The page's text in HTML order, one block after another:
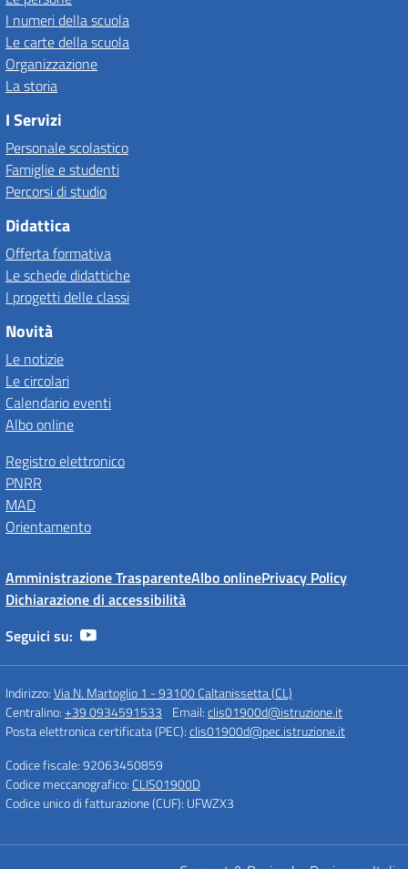
I numeri della scuola
Le carte della scuola
Organizzazione
La storia
I Servizi
Personale scolastico
Famiglie e studenti
Percorsi di studio
Didattica
Offerta formativa
Le schede didattiche
I progetti delle classi
Novità
Le notizie
Le circolari
Calendario eventi
Albo online
Registro elettronico
PNRR
MAD
Orientamento
Amministrazione TrasparenteAlbo onlinePrivacy Policy
Dichiarazione di accessibilità
Seguici su:
Indirizzo:Via N. Martoglio 1 - 93100 Caltanissetta (CL)
Centralino:+39 0934591533 Email:clis01900d@istruzione.it
Posta elettronica certificata (PEC):clis01900d@pec.istruzione.it
Codice fiscale: 92063450859
Codice meccanografico: CLIS01900D
Codice unico di fatturazione (CUF): UFWZX3